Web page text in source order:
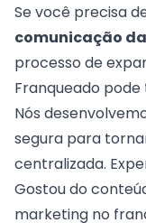
Se você precisa
comunicação
processo de
Franqueado
Nós
segura para
centralizada.
Gostou do
marketing no